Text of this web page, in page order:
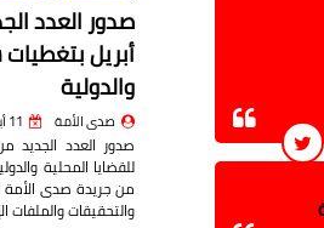
صدور العدد
أبريل
والدولية
صدى الأمة 11 أبريل 2026
صدور العدد
للقضايا المحلية
من جريدة صدى
والتحقيقات والملفات